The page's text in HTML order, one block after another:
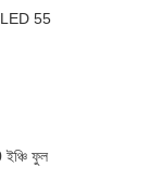
LED 55
ফুল